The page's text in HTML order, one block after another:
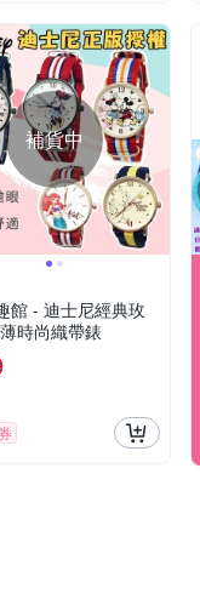
補貨中
館 - 迪士尼經典玫
時尚織帶錶
券